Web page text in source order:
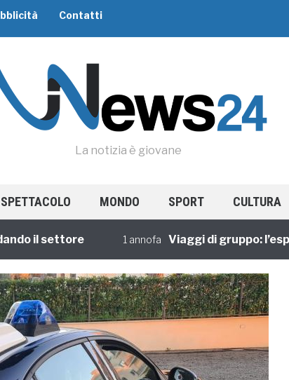
Contatti
La notizia è giovane
SPETTACOLO MONDO SPORT CULTURA
il settore 1 annofa Viaggi di gruppo: